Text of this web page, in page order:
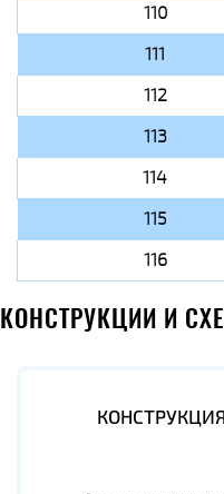
110
111
112
113
114
115
116
КОНСТРУКЦИИ И